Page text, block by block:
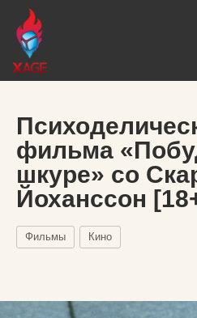
фильма
шкуре» со
Йоханссон
Фильмы Кино